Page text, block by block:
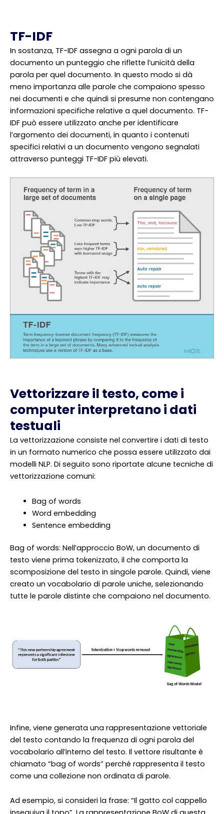
TF-IDF
In sostanza, TF-IDF assegna a ogni parola di un
documento un punteggio che riflette l’unicità della
parola per quel documento. In questo modo si dà
meno importanza alle parole che compaiono spesso
nei documenti e che quindi si presume non contengano
informazioni specifiche relative a quel documento. TF-
IDF può essere utilizzato anche per identificare
l’argomento dei documenti, in quanto i contenuti
specifici relativi a un documento vengono segnalati
attraverso punteggi TF-IDF più elevati.
Vettorizzare il testo, come i
computer interpretano i dati
testuali
La vettorizzazione consiste nel convertire i dati di testo
in un formato numerico che possa essere utilizzato dai
modelli NLP. Di seguito sono riportate alcune tecniche di
vettorizzazione comuni:
Bag of words
Word embedding
Sentence embedding
Bag of words: Nell’approccio BoW, un documento di
testo viene prima tokenizzato, il che comporta la
scomposizione del testo in singole parole. Quindi, viene
creato un vocabolario di parole uniche, selezionando
tutte le parole distinte che compaiono nel documento.
Infine, viene generata una rappresentazione vettoriale
del testo contando la frequenza di ogni parola del
vocabolario all’interno del testo. Il vettore risultante è
chiamato “bag of words” perché rappresenta il testo
come una collezione non ordinata di parole.
Ad esempio, si consideri la frase: “Il gatto col cappello